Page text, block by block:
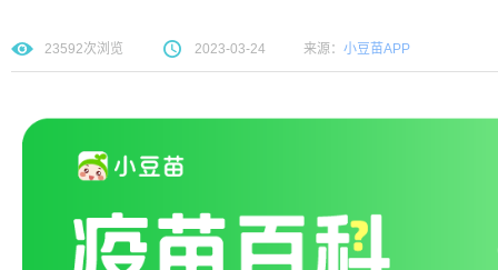
23592次浏览 2023-03-24 来源： 小豆苗APP